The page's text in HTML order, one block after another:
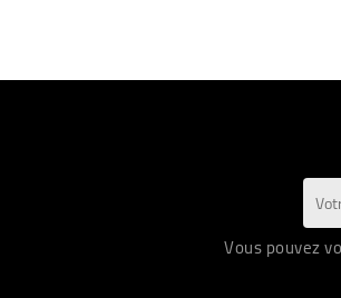
Vous pouvez